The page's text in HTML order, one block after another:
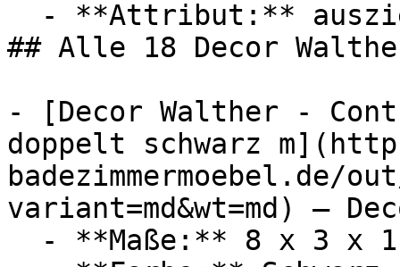
## Alle 18 Decor
- [Decor Walther -
doppelt schwarz
badezimmermoebel.de/
variant=md&wt=md) —